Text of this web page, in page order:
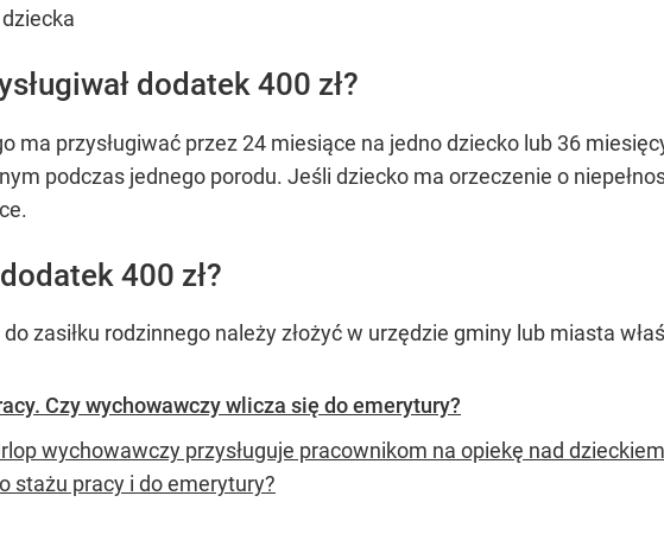
dodatek 400 zł?
ma przysługiwać przez 24 miesiące na jedno dziecko lub 36
podczas jednego porodu. Jeśli dziecko ma orzeczenie o
400 zł?
zasiłku rodzinnego należy złożyć w urzędzie gminy lub miasta
Czy wychowawczy wlicza się do emerytury?
wychowawczy przysługuje pracownikom na opiekę nad
stażu pracy i do emerytury?